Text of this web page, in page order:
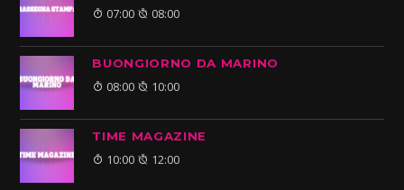
07:00 08:00
BUONGIORNO DA MARINO
08:00 10:00
TIME MAGAZINE
10:00 12:00